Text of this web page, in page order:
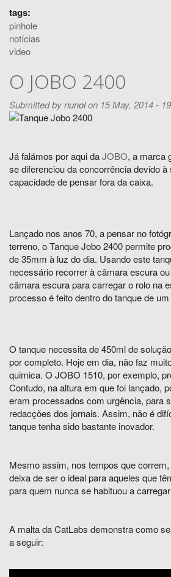
tags:
pinhole
notícias
video
O JOBO 2400
Submitted bynunolon 15 May, 2014 -
Já falámos por aqui daJOBO, a marca
se diferenciou da concorrência devido à
capacidade de pensar fora da caixa.
Lançado nos anos 70, a pensar no
terreno, o Tanque Jobo 2400 permite
de 35mm à luz do dia. Usando este
necessário recorrer à câmara escura
câmara escura para carregar o rolo na
processo é feito dentro do tanque de
O tanque necessita de 450ml de
por completo. Hoje em dia, não faz
quimica. O JOBO 1510, por exemplo,
Contudo, na altura em que foi lançado,
eram processados com urgência, para
redacções dos jornais. Assim, não é
tanque tenha sido bastante inovador.
Mesmo assim, nos tempos que
deixa de ser o ideal para aqueles que
para quem nunca se habituou a
A malta da CatLabs demonstra como
a seguir: